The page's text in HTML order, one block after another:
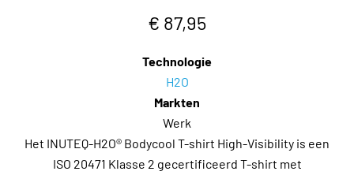
€ 87,95
Technologie
H2O
Markten
Werk
Het INUTEQ-H2O® Bodycool T-shirt High-Visibility is een
ISO 20471 Klasse 2 gecertificeerd T-shirt met